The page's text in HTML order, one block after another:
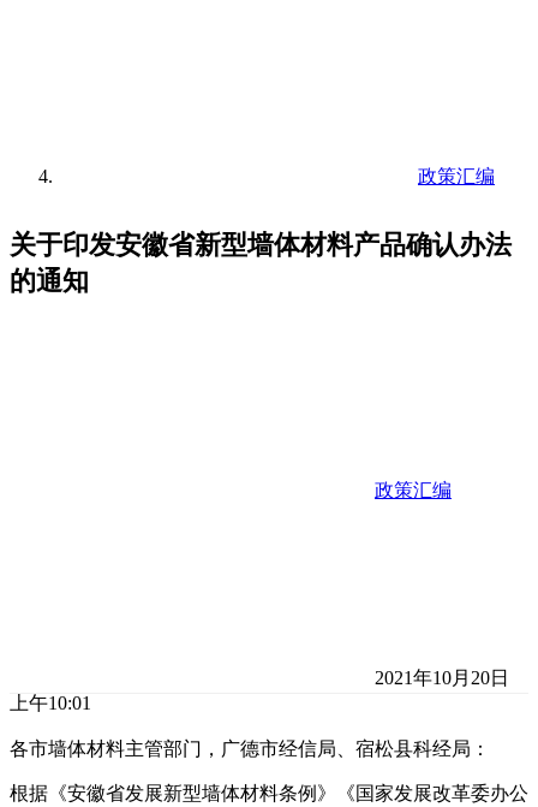
政策汇编
关于印发安徽省新型墙体材料产品确认办法
的通知
政策汇编
2021年10月20日
上午10:01
各市墙体材料主管部门，广德市经信局、宿松县科经局：
根据《安徽省发展新型墙体材料条例》《国家发展改革委办公